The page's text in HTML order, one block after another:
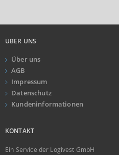
ÜBER UNS
Über uns
AGB
Impressum
Datenschutz
Kundeninformationen
KONTAKT
Ein Service der Logivest GmbH